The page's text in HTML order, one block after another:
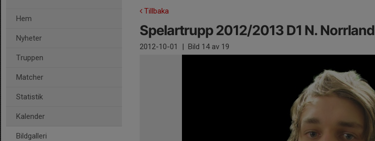
Hem
Nyheter
Truppen
Matcher
Statistik
Kalender
Bildgalleri
Tillbaka
Spelartrupp 2012/2013 D1 N. Norrland
2012-10-01 | Bild 14av 19